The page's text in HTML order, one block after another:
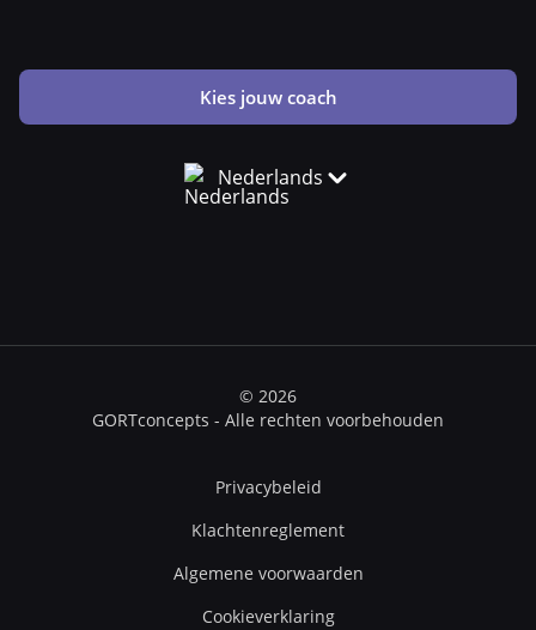
Kies jouw coach
Nederlands
© 2026
GORTconcepts - Alle rechten voorbehouden
Privacybeleid
Klachtenreglement
Algemene voorwaarden
Cookieverklaring